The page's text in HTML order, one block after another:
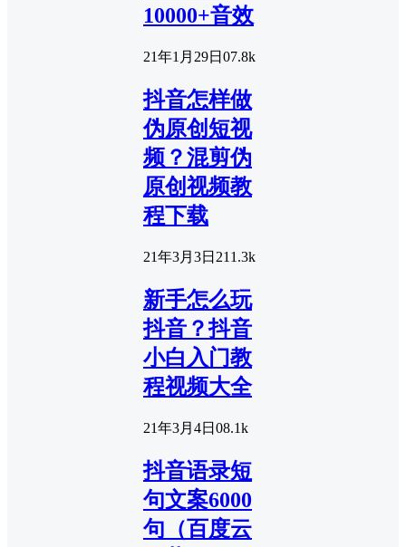
10000+音效
21年1月29日 07.8k
抖音怎样做
伪原创短视
频？混剪伪
原创视频教
程下载
21年3月3日 211.3k
新手怎么玩
抖音？抖音
小白入门教
程视频大全
21年3月4日 08.1k
抖音语录短
句文案6000
句（百度云